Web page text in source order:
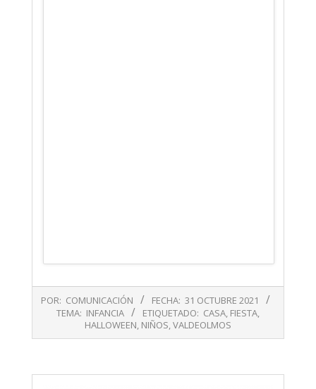
10-
POR: COMUNICACIÓN FECHA: 31 OCTUBRE 2021
TEMA: INFANCIA ETIQUETADO: CASA, FIESTA,
HALLOWEEN, NIÑOS,VALDEOLMOS